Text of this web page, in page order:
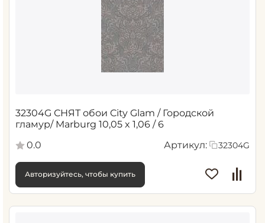
32304G СНЯТ обои City Glam / Городской
гламур/ Marburg 10,05 x 1,06 / 6
0.0
Артикул: 32304G
Авторизуйтесь, чтобы купить